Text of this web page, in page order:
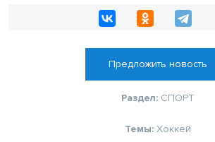
Предложить новость
Раздел: СПОРТ
Темы: Хоккей